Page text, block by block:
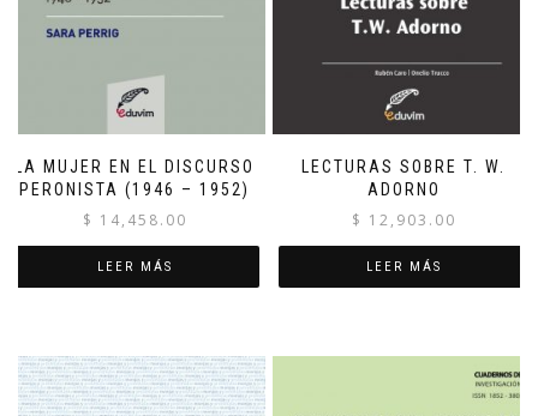
LA MUJER EN EL DISCURSO
PERONISTA (1946 – 1952)
$ 14,458.00
LEER MÁS
LECTURAS SOBRE T. W.
ADORNO
$ 12,903.00
LEER MÁS